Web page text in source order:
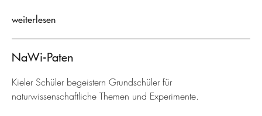
weiterlesen
NaWi-Paten
Kieler Schüler begeistern Grundschüler für
naturwissenschaftliche Themen und Experimente.